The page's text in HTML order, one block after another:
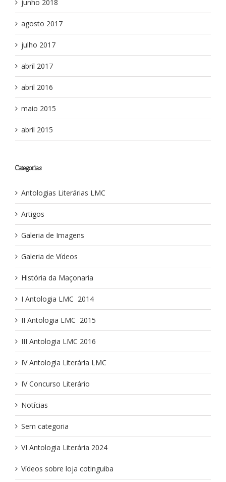
junho 2018
agosto 2017
julho 2017
abril 2017
abril 2016
maio 2015
abril 2015
Categorias
Antologias Literárias LMC
Artigos
Galeria de Imagens
Galeria de Vídeos
História da Maçonaria
I Antologia LMC ­ 2014
II Antologia LMC ­ 2015
III Antologia LMC 2016
IV Antologia Literária LMC
IV Concurso Literário
Notícias
Sem categoria
VI Antologia Literária 2024
Vídeos sobre loja cotinguiba